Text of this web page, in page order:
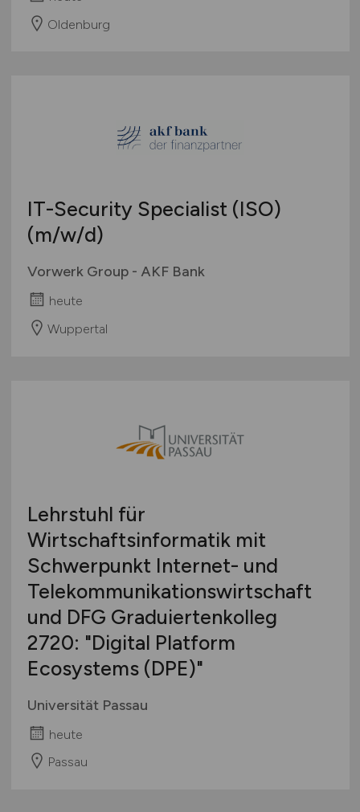
Oldenburg
IT-Security Specialist (ISO)
(m/w/d)
Vorwerk Group - AKF Bank
heute
Wuppertal
Lehrstuhl für
Wirtschaftsinformatik mit
Schwerpunkt Internet- und
Telekommunikationswirtschaft
und DFG Graduiertenkolleg
2720: "Digital Platform
Ecosystems (DPE)"
Universität Passau
heute
Passau